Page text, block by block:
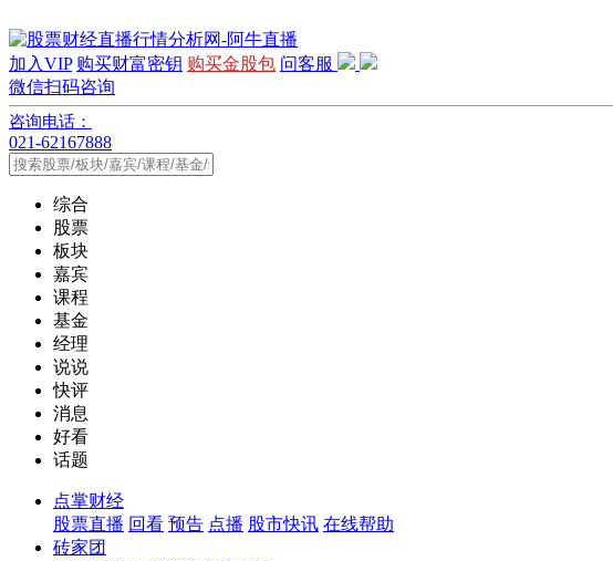
加入VIP 购买财富密钥 购买金股包 问客服
微信扫码咨询
咨询电话：
021-62167888
综合
股票
板块
嘉宾
课程
基金
经理
说说
快评
消息
好看
话题
点掌财经
股票直播 回看 预告 点播 股市快讯 在线帮助
砖家团